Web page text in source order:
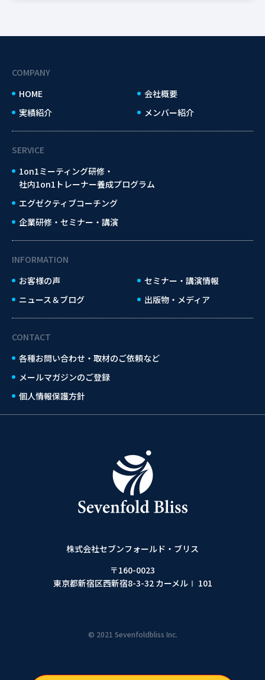
株式会社セブンフォールド・ブリス
〒160-0023
東京都新宿区西新宿8-3-32 カーメルⅠ 101
COMPANY
HOME
会社概要
実績紹介
メンバー紹介
SERVICE
1on1ミーティング研修・
社内1on1トレーナー養成プログラム
エグゼクティブコーチング
企業研修・セミナー・講演
INFORMATION
お客様の声
セミナー・講演情報
ニュース＆ブログ
出版物・メディア
CONTACT
各種お問い合わせ・取材のご依頼など
メールマガジンのご登録
個人情報保護方針
© 2021 Sevenfoldbliss Inc.